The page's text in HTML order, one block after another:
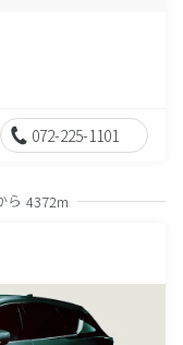
072-225-1101
ら 4372m